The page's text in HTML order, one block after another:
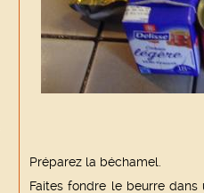
Préparez la béchamel.
Faites fondre le beurre